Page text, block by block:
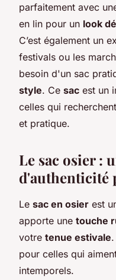
parfaitement avec
en lin pour un look
C’est également un
festivals ou les
besoin d'un sac
style. Ce sac est un
celles qui
et pratique.
Le sac osier :
d'authenticité
Le sac en osier est
apporte une touche
votre tenue estivale
pour celles qui
intemporels.